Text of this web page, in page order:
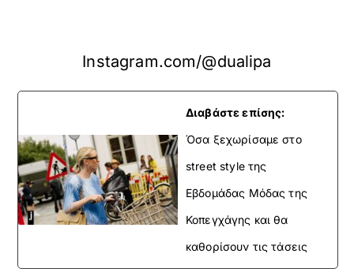
Instagram.com/@dualipa
Διαβάστε επίσης:
Όσα ξεχωρίσαμε στο
street style της
Εβδομάδας Μόδας της
Κοπεγχάγης και θα
καθορίσουν τις τάσεις